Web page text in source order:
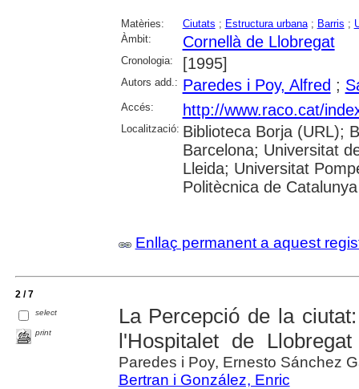
Matèries: Ciutats ; Estructura urbana; Barris ;
Àmbit:
Cornellà de Llobregat
Cronologia: [1995]
Autors add.: Paredes i Poy, Alfred ;
Accés: http://www.raco.cat/
Localització: Biblioteca Borja (URL);
Barcelona; Universitat
Lleida; Universitat
Politècnica de Catalunya
Enllaç permanent a aquest
2 / 7
select
print
La Percepció de la
l'Hospitalet de Llobregat
Paredes i Poy, Ernesto Sánchez
Bertran i González, Enric